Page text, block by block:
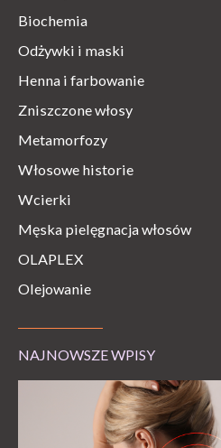
Biochemia
Odżywki i maski
Henna i farbowanie
Zniszczone włosy
Metamorfozy
Włosowe historie
Wcierki
Męska pielęgnacja włosów
OLAPLEX
Olejowanie
NAJNOWSZE WPISY